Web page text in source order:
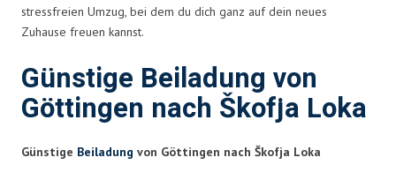
stressfreien Umzug, bei dem du dich ganz auf dein neues
Zuhause freuen kannst.
Günstige Beiladung von
Göttingen nach Škofja Loka
Günstige Beiladung von Göttingen nach Škofja Loka